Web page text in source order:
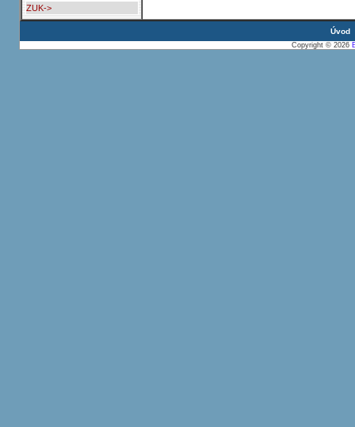
ZUK->
Úvod
Copyright © 2026